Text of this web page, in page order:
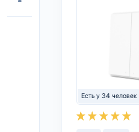
Есть у 34 человек